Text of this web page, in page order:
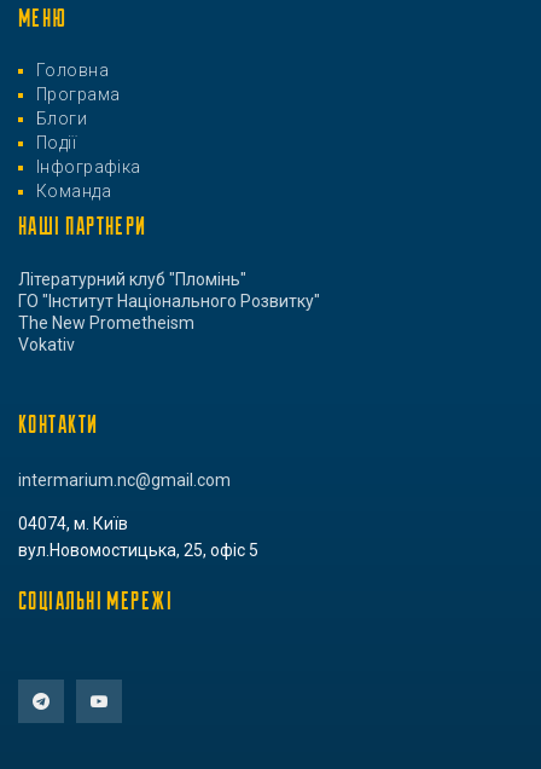
МЕНЮ
Головна
Програма
Блоги
Події
Інфографіка
Команда
НАШІ ПАРТНЕРИ
Літературний клуб "Пломінь"
ГО "Інститут Національного Розвитку"
The New Prometheism
Vokativ
КОНТАКТИ
intermarium.nc@gmail.com
04074, м. Київ
вул.Новомостицька, 25, офіс 5
СОЦІАЛЬНІ МЕРЕЖІ